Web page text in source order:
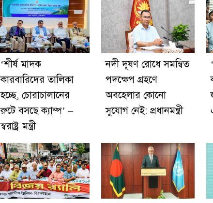
‘শীর্ষ মাদক
কারবারিদের তালিকা
হচ্ছে, চোরাচালানের
রুটে বসছে ক্যাম্প’ –
স্বরাষ্ট্র মন্ত্রী
নদী দূষণ রোধে সমন্বিত
পদক্ষেপ গ্রহণে
অবহেলার কোনো
সুযোগ নেই: প্রধানমন্ত্রী